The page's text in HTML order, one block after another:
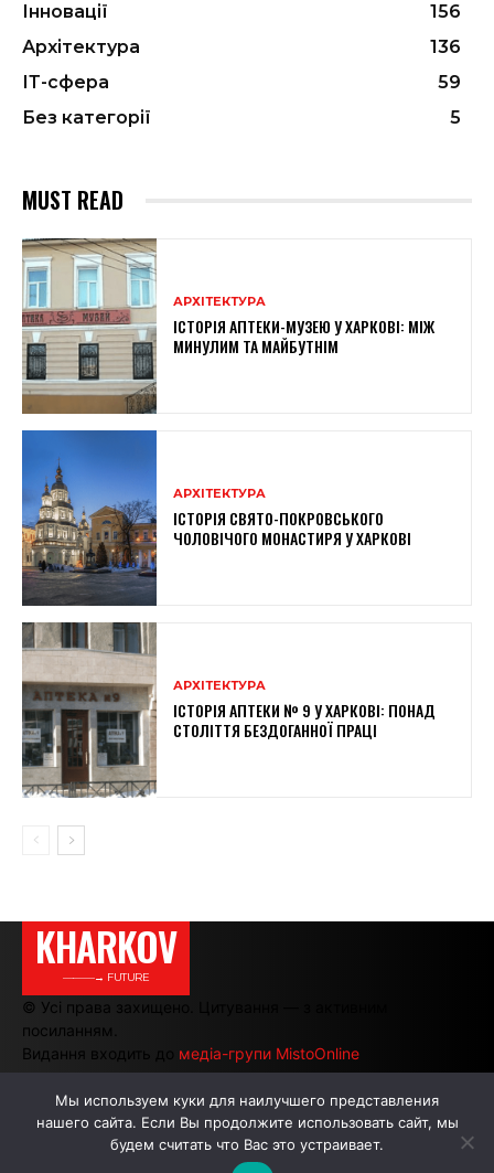
Інновації
156
Архітектура
136
ІТ-сфера
59
Без категорії
5
MUST READ
АРХІТЕКТУРА
ІСТОРІЯ АПТЕКИ-МУЗЕЮ У ХАРКОВІ: МІЖ
МИНУЛИМ ТА МАЙБУТНІМ
АРХІТЕКТУРА
ІСТОРІЯ СВЯТО-ПОКРОВСЬКОГО
ЧОЛОВІЧОГО МОНАСТИРЯ У ХАРКОВІ
АРХІТЕКТУРА
ІСТОРІЯ АПТЕКИ № 9 У ХАРКОВІ: ПОНАД
СТОЛІТТЯ БЕЗДОГАННОЇ ПРАЦІ
KHARKOV
———→ FUTURE
© Усі права захищено. Цитування — з активним
посиланням.
Видання входить до медіа-групи MistoOnline
АВТОРИ РЕКЛАМА НА САЙТІ
Мы используем куки для наилучшего представления
нашего сайта. Если Вы продолжите использовать сайт, мы
будем считать что Вас это устраивает.